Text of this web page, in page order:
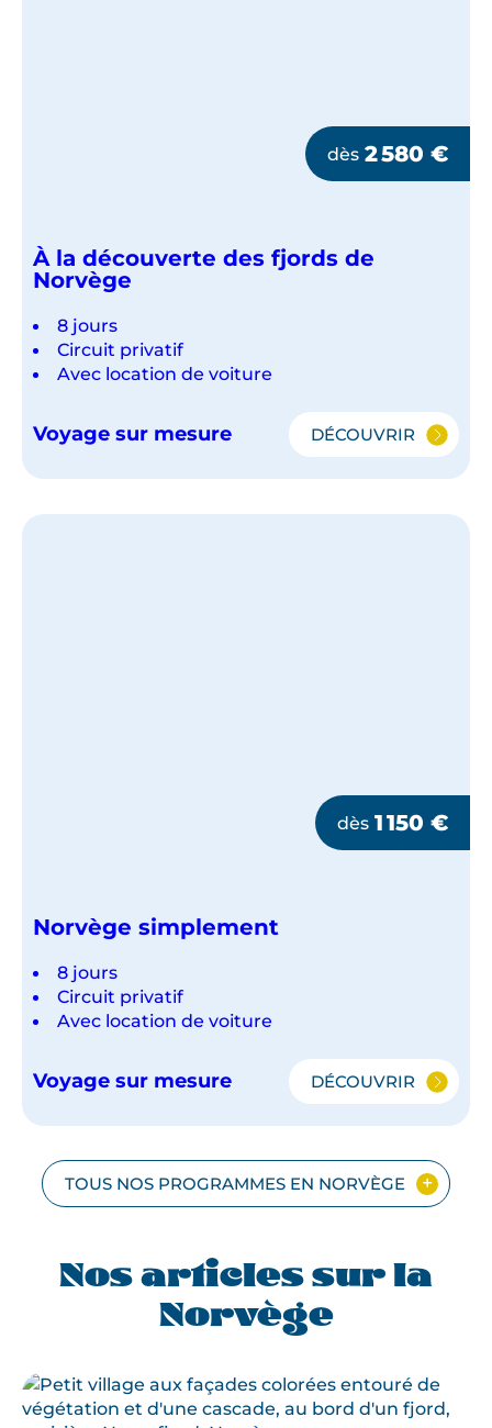
dès 2 580 €
À la découverte des fjords de
Norvège
8 jours
Circuit privatif
Avec location de voiture
Voyage sur mesure DÉCOUVRIR
À
DES
dès 1 150 €
Norvège simplement
8 jours
Circuit privatif
Avec location de voiture
Voyage sur mesure DÉCOUVRIR
NORVÈGE
SIMPLEMENT
TOUS NOS PROGRAMMES EN NORVÈGE
Nos articles sur la
Norvège